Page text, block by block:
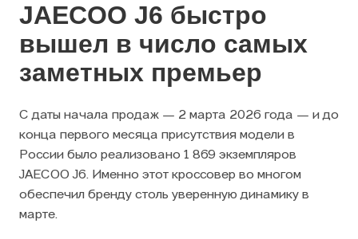
JAECOO J6 быстро
вышел в число самых
заметных премьер
С даты начала продаж — 2 марта 2026 года — и до
конца первого месяца присутствия модели в
России было реализовано 1 869 экземпляров
JAECOO J6. Именно этот кроссовер во многом
обеспечил бренду столь уверенную динамику в
марте.